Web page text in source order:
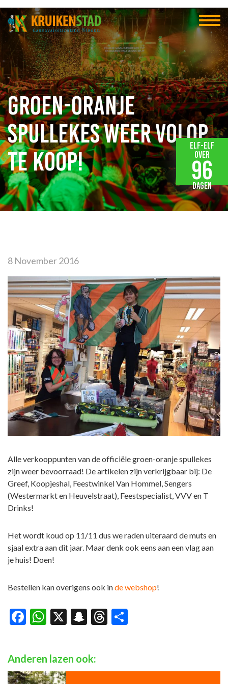
Groen-oranje
spullekes weer volop
te koop!
8 November 2016
Alle verkooppunten van de officiële groen-oranje spullekes
zijn weer bevoorraad! De artikelen zijn verkrijgbaar bij: De
Greef, Koopjeshal, Feestwinkel Van Hommel, Sengers
(Westermarkt en Heuvelstraat), Feestspecialist, VVV en T
Drinks!
Het wordt koud op 11/11 dus we raden uiteraard de muts en
sjaal extra aan dit jaar. Maar denk ook eens aan een vlag aan
je huis! Doen!
Bestellen kan overigens ook inde webshop!
Facebook
WhatsApp
X Snapchat
Threads
Anderen lazen ook:
Elf-elf
over
96
dagen